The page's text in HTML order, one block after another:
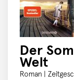
Der
Welt
Roman |